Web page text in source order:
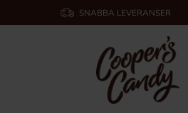
SNABBA LEVERANSER